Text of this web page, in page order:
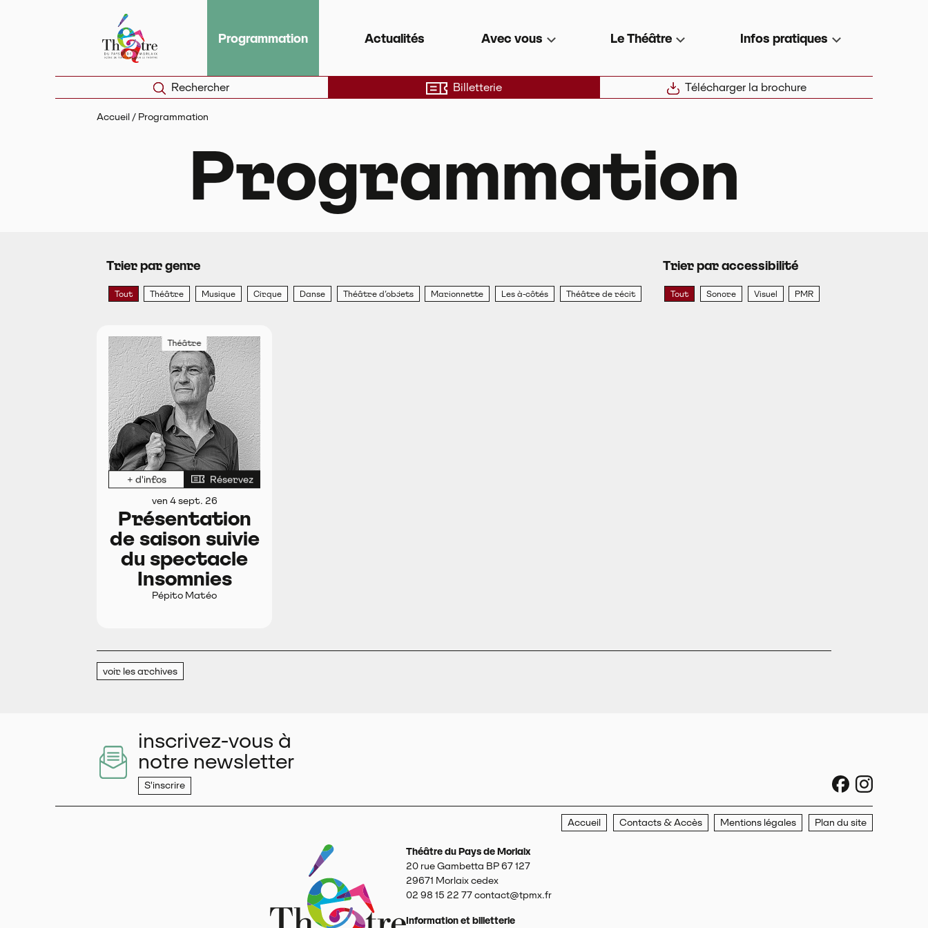
Programmation Actualités Avec vous Le Théâtre Infos pratiques
Rechercher Billetterie Télécharger la brochure
Accueil / Programmation
Programmation
Trier par genre
Tout Théâtre Musique Cirque Danse Théâtre d’objets Marionnette Les à-côtés Théâtre de récit
Trier par accessibilité
Tout Sonore Visuel PMR
Théâtre
+ d'infos
Réservez
ven 4 sept. 26
Présentation
de saison suivie
du spectacle
Insomnies
Pépito Matéo
voir les archives
inscrivez-vous à
notre newsletter
S'inscrire sociaux
Accueil Contacts & Accès Mentions légales Plan du site
Théâtre du Pays de Morlaix
20 rue Gambetta BP 67 127
29671 Morlaix cedex
02 98 15 22 77 contact@tpmx.fr
Information et billetterie